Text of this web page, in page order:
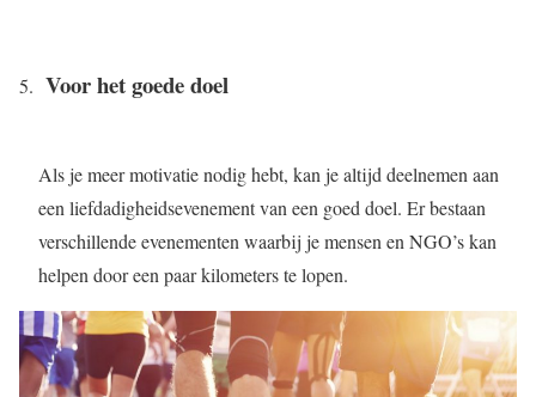
Voor het goede doel
Als je meer motivatie nodig hebt, kan je altijd deelnemen aan
een liefdadigheidsevenement van een goed doel. Er bestaan
verschillende evenementen waarbij je mensen en NGO’s kan
helpen door een paar kilometers te lopen.